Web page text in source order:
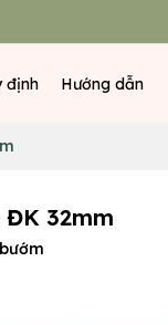
định Hướng dẫn
32mm